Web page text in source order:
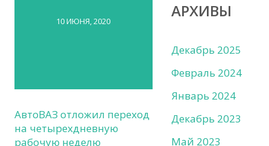
10 ИЮНЯ, 2020
АвтоВАЗ отложил переход
на четырехдневную
рабочую неделю
АРХИВЫ
Декабрь 2025
Февраль 2024
Январь 2024
Декабрь 2023
Май 2023